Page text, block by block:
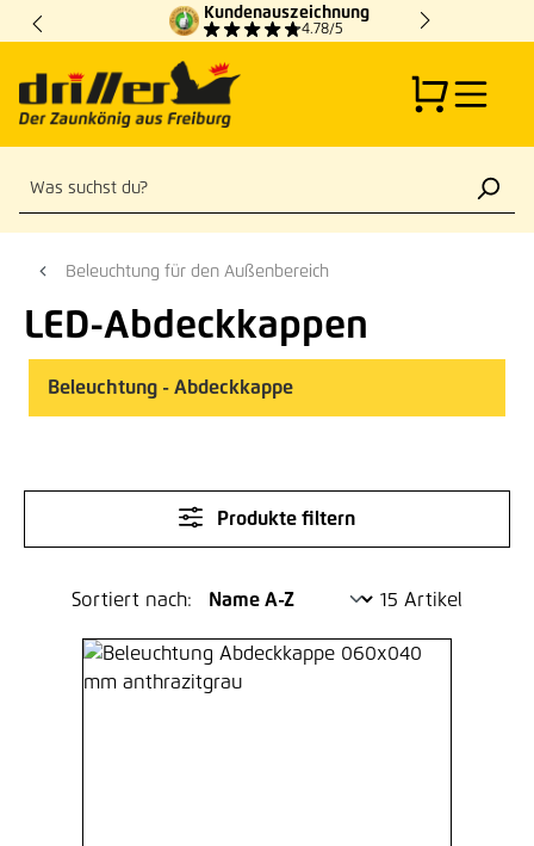
Zum Hauptinhalt springen
Kundenauszeichnung
4.78/5
Beleuchtung für den Außenbereich
LED-Abdeckkappen
Beleuchtung - Abdeckkappe
Produkte filtern
Sortiert nach: 15 Artikel